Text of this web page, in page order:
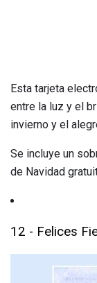
Esta tarjeta
entre la luz y el
invierno y el
Se incluye un
de Navidad
12 - Felices